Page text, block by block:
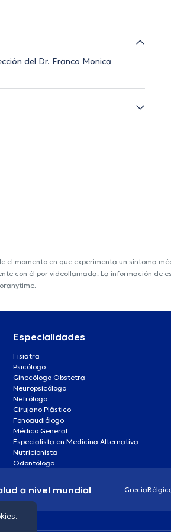
del Dr. Franco Monica
momento en que experimenta un síntoma
con él por videollamada. La información de
Especialidades
Fisiatra
Psicólogo
Ginecólogo Obstetra
Neuropsicólogo
Nefrólogo
Cirujano Plástico
Fonoaudiólogo
Médico General
Especialista en Medicina Alternativa
Nutricionista
Odontólogo
a nivel mundial Grecia